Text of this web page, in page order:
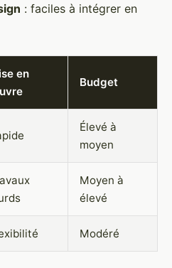
: faciles à intégrer en
en
Budget
Élevé à
moyen
Moyen à
élevé
Modéré